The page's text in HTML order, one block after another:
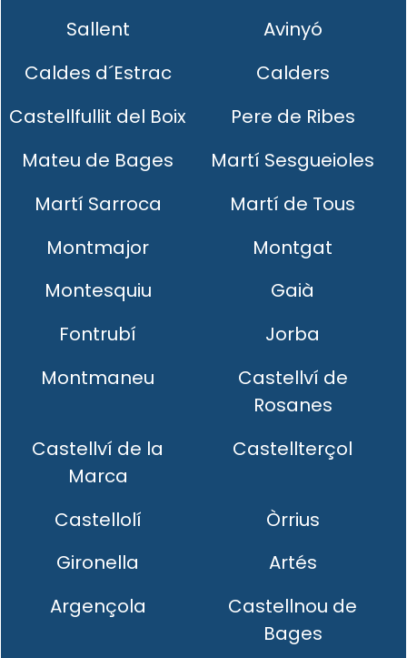
Sallent
Avinyó
Caldes d´Estrac
Calders
Castellfullit del Boix
Pere de Ribes
Mateu de Bages
Martí Sesgueioles
Martí Sarroca
Martí de Tous
Montmajor
Montgat
Montesquiu
Gaià
Fontrubí
Jorba
Montmaneu
Castellví de
Rosanes
Castellví de la
Marca
Castellterçol
Castellolí
Òrrius
Gironella
Artés
Argençola
Castellnou de
Bages